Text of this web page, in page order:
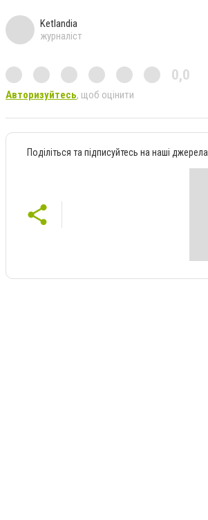
Ketlandia
журналіст
0,0
Авторизуйтесь, щоб оцінити
Поділіться та підписуйтесь на наші джерела